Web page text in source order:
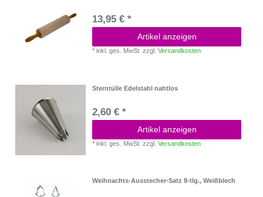
13,95 € *
Artikel anzeigen
*inkl. ges. MwSt. zzgl.Versandkosten
Sterntülle Edelstahl nahtlos
2,60 € *
Artikel anzeigen
*inkl. ges. MwSt. zzgl.Versandkosten
Weihnachts-Ausstecher-Satz 8-tlg., Weißblech